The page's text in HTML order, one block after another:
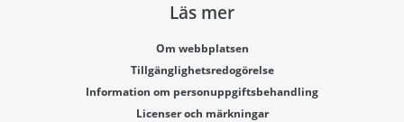
Läs mer
Om webbplatsen
Tillgänglighetsredogörelse
Information om personuppgiftsbehandling
Licenser och märkningar